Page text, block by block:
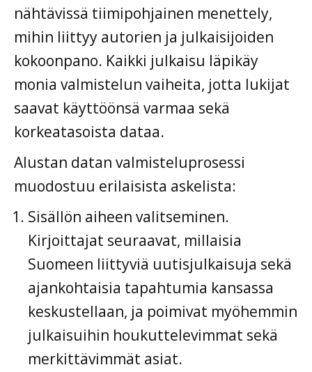
nähtävissä tiimipohjainen menettely,
mihin liittyy autorien ja julkaisijoiden
kokoonpano. Kaikki julkaisu läpikäy
monia valmistelun vaiheita, jotta lukijat
saavat käyttöönsä varmaa sekä
korkeatasoista dataa.
Alustan datan valmisteluprosessi
muodostuu erilaisista askelista:
Sisällön aiheen valitseminen.
Kirjoittajat seuraavat, millaisia
Suomeen liittyviä uutisjulkaisuja sekä
ajankohtaisia tapahtumia kansassa
keskustellaan, ja poimivat myöhemmin
julkaisuihin houkuttelevimmat sekä
merkittävimmät asiat.